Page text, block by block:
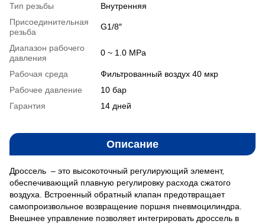
Тип резьбы
Внутренняя
Присоединительная
резьба
G1/8″
Диапазон рабочего
давления
0 ~ 1.0 MPa
Рабочая среда
Фильтрованный воздух 40 мкр
Рабочее давление
10 бар
Гарантия
14 дней
Описание
Дроссель – это высокоточный регулирующий элемент,
обеспечивающий плавную регулировку расхода сжатого
воздуха. Встроенный обратный клапан предотвращает
самопроизвольное возвращение поршня пневмоцилиндра.
Внешнее управление позволяет интегрировать дроссель в